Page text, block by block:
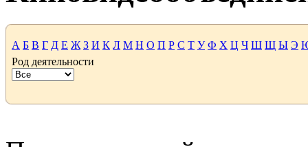
А Б В Г Д Е Ж З И К Л М Н О П Р С Т У Ф Х Ц Ч Ш Щ Ы Э
Род деятельности